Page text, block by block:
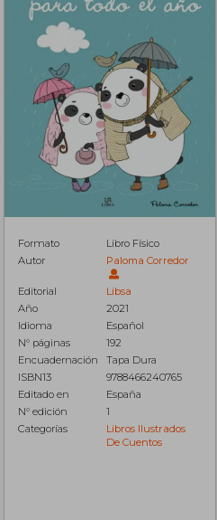
Formato
Libro Físico
Autor
Paloma Corredor
Editorial
Libsa
Año
2021
Idioma
Español
N° páginas
192
Encuadernación
Tapa Dura
ISBN13
9788466240765
Editado en
España
N° edición
1
Categorías
Libros Ilustrados
De Cuentos